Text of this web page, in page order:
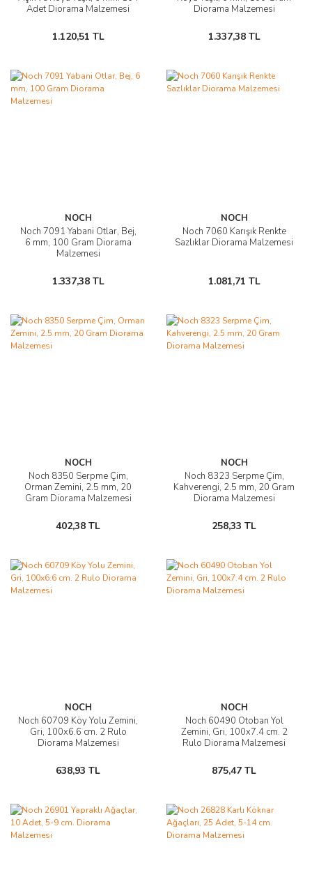
Adet Diorama Malzemesi
1.120,51 TL
Diorama Malzemesi
1.337,38 TL
NOCH
Noch 7091 Yabani Otlar, Bej,
6 mm, 100 Gram Diorama
Malzemesi
1.337,38 TL
NOCH
Noch 7060 Karışık Renkte
Sazlıklar Diorama Malzemesi
1.081,71 TL
NOCH
Noch 8350 Serpme Çim,
Orman Zemini, 2.5 mm, 20
Gram Diorama Malzemesi
402,38 TL
NOCH
Noch 8323 Serpme Çim,
Kahverengi, 2.5 mm, 20 Gram
Diorama Malzemesi
258,33 TL
NOCH
Noch 60709 Köy Yolu Zemini,
Gri, 100x6.6 cm. 2 Rulo
Diorama Malzemesi
638,93 TL
NOCH
Noch 60490 Otoban Yol
Zemini, Gri, 100x7.4 cm. 2
Rulo Diorama Malzemesi
875,47 TL